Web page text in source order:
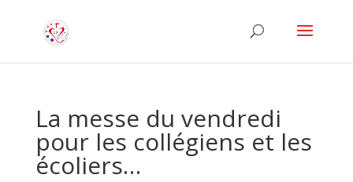
La messe du vendredi
pour les collégiens et les
écoliers…